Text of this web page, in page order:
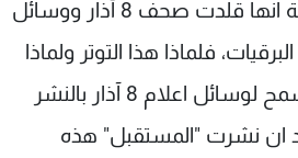
وكل ما فعلته الصحيفة انها قلدت صحف 8 آذار ووسائل
فلماذا هذا التوتر ولماذا
هذه الضجة؟ ولماذا يسمح لوسائل اعلام 8 آذار بالنشر
ان نشرت "المستقبل" هذه